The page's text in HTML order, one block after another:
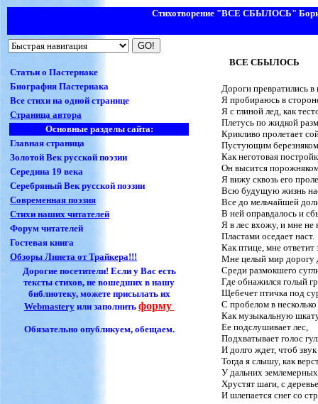
Стихотворение "ВСЕ СБЫЛОСЬ"
Статьи о Пастернаке
Биография Пастернака
Все стихи на одной странице
Страница автора
Основные разделы сайта:
Главная страница
Золотой Век русской поэзии
Середина 19 века
Серебряный Век русской поэзии
Современная поэзия
Стихи наших читателей
Форум читателей
Гостевая книга
Обзоры Линета от Трайкера!!!
Дорогие посетители! Если у Вас есть
тексты стихов, не вошедших в нашу
библиотеку, можете присылать их
Webmasterуили заполнить форму
Обязательно опубликуем, обещаем.
ВСЕ СБЫЛОСЬ
Дороги превратились в
Я пробираюсь в
Я с глиной лед, как
Плетусь по жидкой
Крикливо пролетает
Пустующим
Как неготовая
Он высится
Я вижу сквозь его
Всю будущую жизнь
Все до мельчайшей
В ней оправдалось и
Я в лес вхожу, и мне не
Пластами оседает наст.
Как птице, мне ответит
Мне целый мир дорогу
Среди размокшего
Где обнажился голый
Щебечет птичка под
С пробелом в
Как музыкальную
Ее подслушивает лес,
Подхватывает голос
И долго ждет, чтоб звук
Тогда я слышу, как
У дальних
Хрустят шаги, с
И шлепается снег со